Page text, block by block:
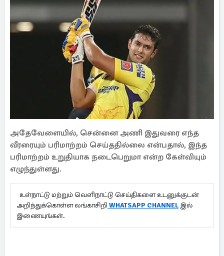
அதேவேளையில், சென்னை அணி இதுவரை எந்த
வீரரையும் பரிமாற்றம் செய்ததில்லை என்பதால், இந்த
பரிமாற்றம் உறுதியாக நடைபெறுமா என்ற கேள்வியும்
எழுந்துள்ளது.
உள்நாட்டு மற்றும் வெளிநாட்டு செய்திகளை உடனுக்குடன்
அறிந்துக்கொள்ள லங்காசிறி WHATSAPP CHANNEL இல்
இணையுங்கள்.